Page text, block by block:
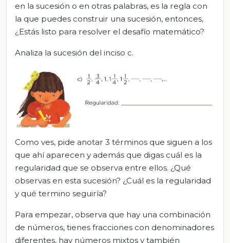
en la sucesión o en otras palabras, es la regla con
la que puedes construir una sucesión, entonces,
¿Estás listo para resolver el desafío matemático?
Analiza la sucesión del inciso c.
Como ves, pide anotar 3 términos que siguen a los
que ahí aparecen y además que digas cuál es la
regularidad que se observa entre ellos. ¿Qué
observas en esta sucesión? ¿Cuál es la regularidad
y qué termino seguiría?
Para empezar, observa que hay una combinación
de números, tienes fracciones con denominadores
diferentes, hay números mixtos y también